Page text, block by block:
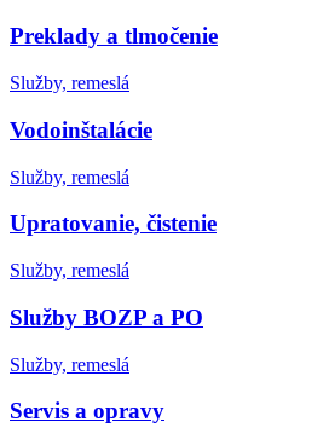
Preklady a tlmočenie
Služby, remeslá
Vodoinštalácie
Služby, remeslá
Upratovanie, čistenie
Služby, remeslá
Služby BOZP a PO
Služby, remeslá
Servis a opravy